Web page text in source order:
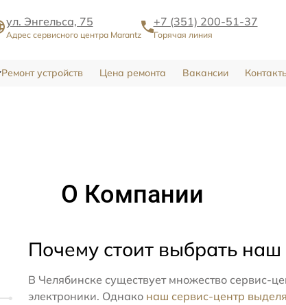
ул. Энгельса, 75
Адрес сервисного центра Marantz
+7 (351) 200-51-37
Горячая линия
Ремонт устройств Цена ремонта Вакансии
О Компании
Почему стоит выбрать наш
В Челябинске существует множество сервис-
электроники. Однако наш сервис-центр